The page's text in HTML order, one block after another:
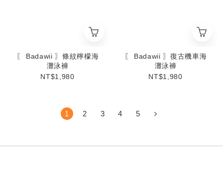
〖 Badawii 〗條紋檸檬海
灘泳褲
NT$1,980
〖 Badawii 〗復古機車海
灘泳褲
NT$1,980
1 2 3 4 5